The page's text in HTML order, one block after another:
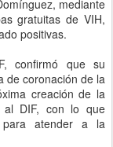
mediante
gratuitas de VIH,
positivas.
confirmó que su
de coronación de la
creación de la
al DIF, con lo que
para atender a la